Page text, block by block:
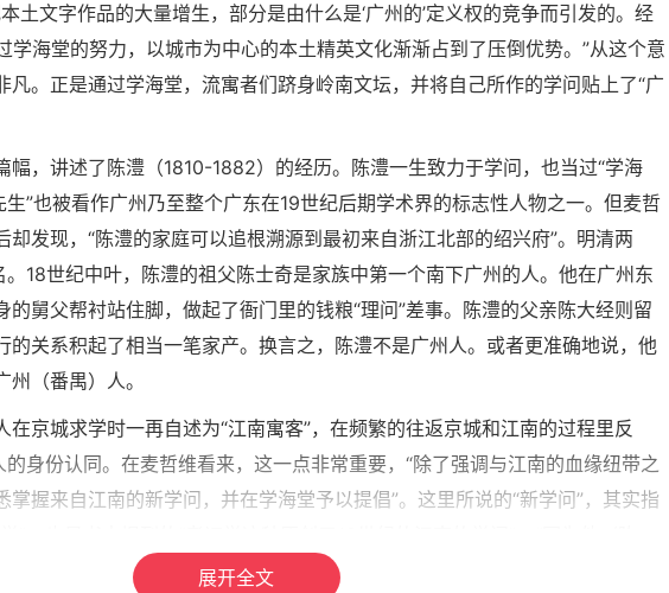
土文字作品的大量增生，部分是由什么是‘广州的’定义权的竞争而引发的。经
学海堂的努力，以城市为中心的本土精英文化渐渐占到了压倒优势。”从这个意
凡。正是通过学海堂，流寓者们跻身岭南文坛，并将自己所作的学问贴上了“广
幅，讲述了陈澧（1810-1882）的经历。陈澧一生致力于学问，也当过“学海
生”也被看作广州乃至整个广东在19世纪后期学术界的标志性人物之一。但麦哲
却发现，“陈澧的家庭可以追根溯源到最初来自浙江北部的绍兴府”。明清两
。18世纪中叶，陈澧的祖父陈士奇是家族中第一个南下广州的人。他在广州东
的舅父帮衬站住脚，做起了衙门里的钱粮“理问”差事。陈澧的父亲陈大经则留
的关系积起了相当一笔家产。换言之，陈澧不是广州人。或者更准确地说，他
（番禺）人。
在京城求学时一再自述为“江南寓客”，在频繁的往返京城和江南的过程里反
的身份认同。在麦哲维看来，这一点非常重要，“除了强调与江南的血缘纽带之
掌握来自江南的新学问，并在学海堂予以提倡”。这里所说的“新学问”，其实指
庞大的寓居者与外来移民社会的一部分。很多时候，陈澧想横跨江南和广州这
展开全文